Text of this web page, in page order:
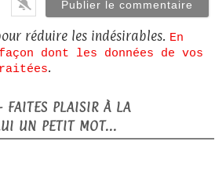
réduire les indésirables. En
dont les données de vos
.
FAITES PLAISIR À LA
UN PETIT MOT...